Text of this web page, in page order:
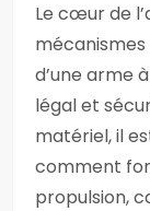
Le cœur de
d’une arme
légal et
matériel, il
comment
propulsion,